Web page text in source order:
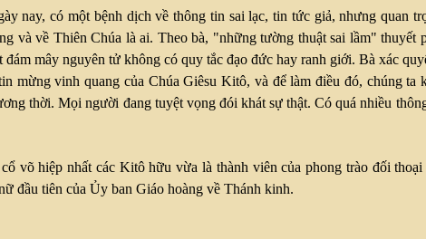
nay, có một bệnh dịch về thông tin sai lạc, tin tức giả, nhưng quan
và về Thiên Chúa là ai. Theo bà, "những tường thuật sai lầm"
mây nguyên tử không có quy tắc đạo đức hay ranh giới. Bà xác
mừng vinh quang của Chúa Giêsu Kitô, và để làm điều đó, chúng
thời. Mọi người đang tuyệt vọng đói khát sự thật. Có quá nhiều
võ hiệp nhất các Kitô hữu vừa là thành viên của phong trào đối
đầu tiên của Ủy ban Giáo hoàng về Thánh kinh.